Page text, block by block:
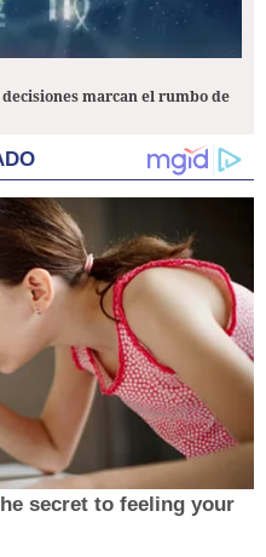
marcan el rumbo de
secret to feeling your